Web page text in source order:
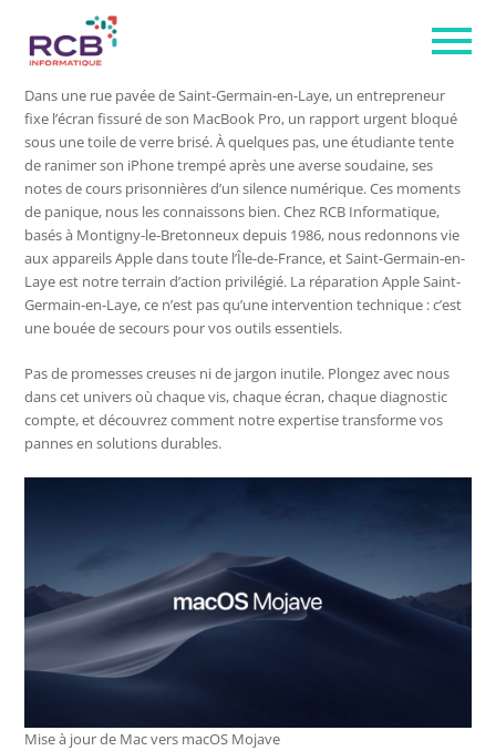
Dans une rue pavée de Saint-Germain-en-Laye, un entrepreneur
fixe l’écran fissuré de son MacBook Pro, un rapport urgent bloqué
sous une toile de verre brisé. À quelques pas, une étudiante tente
de ranimer son iPhone trempé après une averse soudaine, ses
notes de cours prisonnières d’un silence numérique. Ces moments
de panique, nous les connaissons bien. Chez RCB Informatique,
basés à Montigny-le-Bretonneux depuis 1986, nous redonnons vie
aux appareils Apple dans toute l’Île-de-France, et Saint-Germain-en-
Laye est notre terrain d’action privilégié. La réparation Apple Saint-
Germain-en-Laye, ce n’est pas qu’une intervention technique : c’est
une bouée de secours pour vos outils essentiels.
Pas de promesses creuses ni de jargon inutile. Plongez avec nous
dans cet univers où chaque vis, chaque écran, chaque diagnostic
compte, et découvrez comment notre expertise transforme vos
pannes en solutions durables.
Mise à jour de Mac vers macOS Mojave